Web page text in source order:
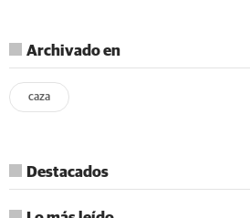
Archivado en
caza
TE RECOMENDAMOS